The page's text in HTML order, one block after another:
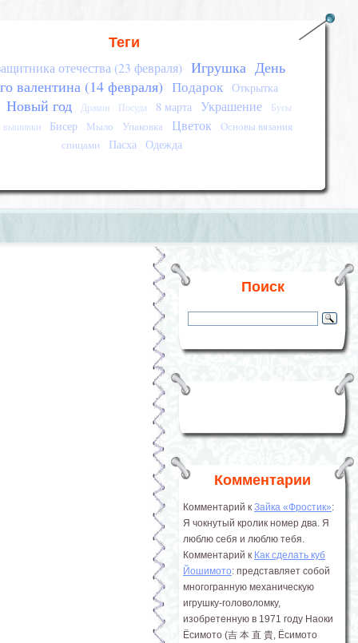
Теги
отечества (23 февраля) Игрушка День
валентина (14 февраля) Подарок Открытка
Новый год Дракон Посуда 8 марта Украшение
Бусы
вышивки
Бисер Мыло Упаковка Цветок
Основы вязания
спицами
Пасха Одежда
Поиск
Комментарии
Комментарий к Зайка «Фростик»:
Я чокнутый кролик номер два. Я
люблю себя и люблю тебя.
Комментарий к Как сделать куб
Йошимото: представляет собой
многогранную механическую
игрушку-головоломку,
изобретенную в 1971 году Наоки
Ёсимото (吉 本 直 貴, Ёсимото